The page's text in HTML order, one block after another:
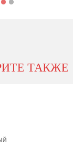
ТАКЖЕ